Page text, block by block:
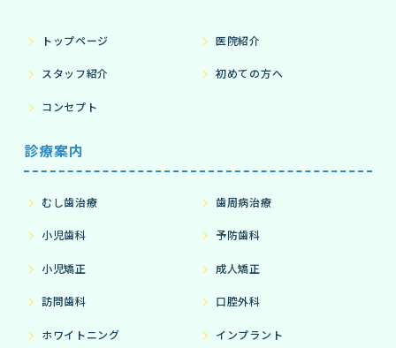
トップページ 医院紹介
スタッフ紹介 初めての方へ
コンセプト
診療案内
むし歯治療 歯周病治療
小児歯科 予防歯科
小児矯正 成人矯正
訪問歯科 口腔外科
ホワイトニング インプラント